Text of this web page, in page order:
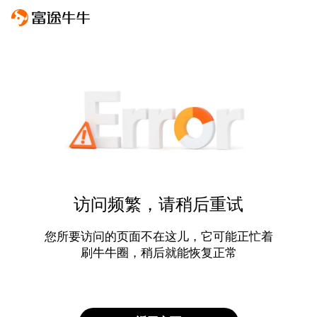
访问频繁，请稍后重试
您所要访问的页面不在这儿，它可能正忙着
刷牛牛圈，稍后就能恢复正常